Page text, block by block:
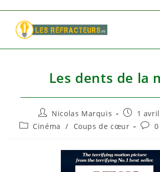
content
Les dents de la
Auteur/autrice
de
la
Nicolas Marquis
publiée :
1
PostCinéma / Coups de cœur